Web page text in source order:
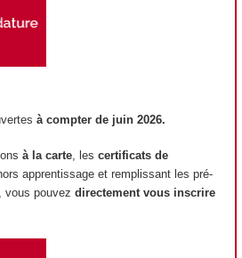
à compter de juin 2026.
à la carte, les certificats de
apprentissage et remplissant les pré-
vous pouvez directement vous inscrire